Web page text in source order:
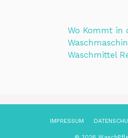
Wo Kommt in
Waschmittel
IMPRESSUM